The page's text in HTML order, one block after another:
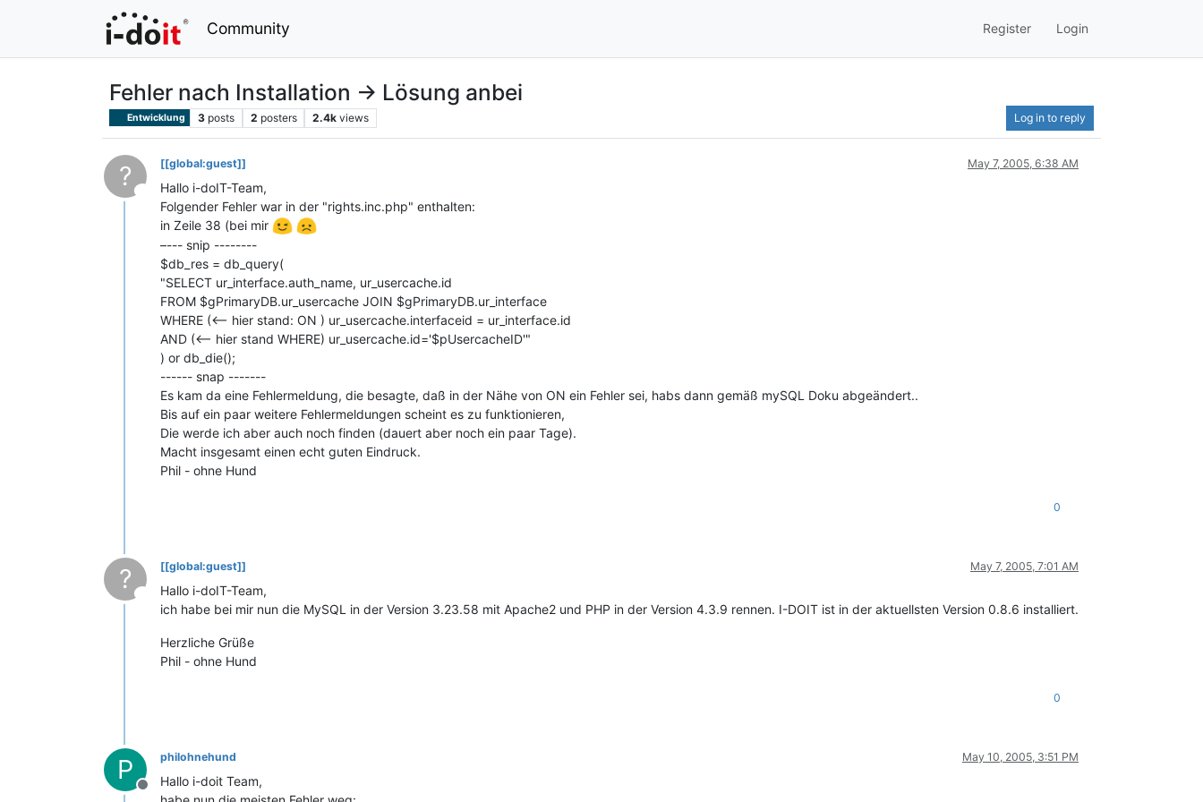
Community Register Login
Fehler nach Installation -> Lösung anbei
Entwicklung 3 posts 2 posters 2.4k views Log in to reply
? This user is from outside of this forum
[[global:guest]] May 7, 2005, 6:38 AM
Hallo i-doIT-Team,
Folgender Fehler war in der "rights.inc.php" enthalten:
in Zeile 38 (bei mir
–--- snip --------
$db_res = db_query(
"SELECT ur_interface.auth_name, ur_usercache.id
FROM $gPrimaryDB.ur_usercache JOIN $gPrimaryDB.ur_interface
WHERE (<-- hier stand: ON ) ur_usercache.interfaceid = ur_interface.id
AND (<-- hier stand WHERE) ur_usercache.id='$pUsercacheID'"
) or db_die();
------ snap -------
Es kam da eine Fehlermeldung, die besagte, daß in der Nähe von ON ein Fehler sei, habs dann gemäß mySQL Doku abgeändert..
Bis auf ein paar weitere Fehlermeldungen scheint es zu funktionieren,
Die werde ich aber auch noch finden (dauert aber noch ein paar Tage).
Macht insgesamt einen echt guten Eindruck.
Phil - ohne Hund
0
? This user is from outside of this forum
[[global:guest]] May 7, 2005, 7:01 AM
Hallo i-doIT-Team,
ich habe bei mir nun die MySQL in der Version 3.23.58 mit Apache2 und PHP in der Version 4.3.9 rennen. I-DOIT ist in der aktuellsten Version 0.8.6 installiert.
Herzliche Grüße
Phil - ohne Hund
0
P
Offline
philohnehund May 10, 2005, 3:51 PM
Hallo i-doit Team,